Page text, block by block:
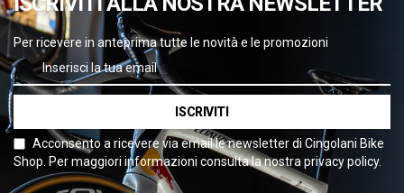
Per ricevere in anteprima tutte le novità e le promozioni
ISCRIVITI
Acconsento a ricevere via email le newsletter di Cingolani Bike
Shop. Per maggiori informazioni consulta la nostra privacy policy.